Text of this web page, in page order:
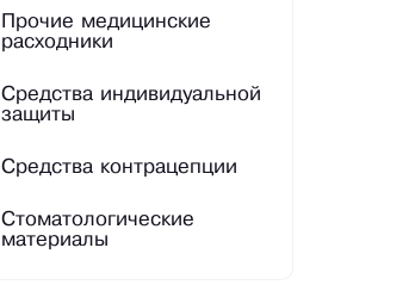
Прочие медицинские
расходники
Средства индивидуальной
защиты
Средства контрацепции
Стоматологические
материалы